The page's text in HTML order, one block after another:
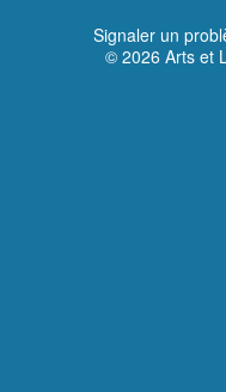
Signaler un
© 2026 Arts et